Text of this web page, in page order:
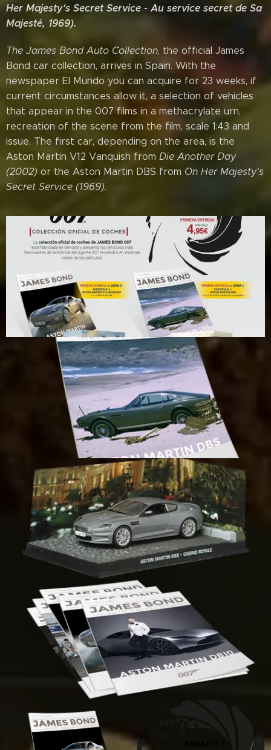
Her Majesty's Secret Service - Au service secret de Sa
Majesté, 1969).
The James Bond Auto Collection, the official James
Bond car collection, arrives in Spain. With the
newspaper El Mundo you can acquire for 23 weeks, if
current circumstances allow it, a selection of vehicles
that appear in the 007 films in a methacrylate urn,
recreation of the scene from the film, scale 1:43 and
issue. The first car, depending on the area, is the
Aston Martin V12 Vanquish from Die Another Day
(2002) or the Aston Martin DBS from On Her Majesty's
Secret Service (1969).